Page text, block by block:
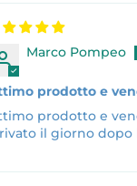
Marco Pompeo
prodotto e
prodotto e
il giorno dopo